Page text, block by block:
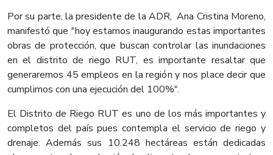
Por su parte, la presidente de la ADR, Ana Cristina Moreno,
manifestó que "hoy estamos inaugurando estas importantes
obras de protección, que buscan controlar las inundaciones
en el distrito de riego RUT, es importante resaltar que
generaremos 45 empleos en la región y nos place decir que
cumplimos con una ejecución del 100%".
El Distrito de Riego RUT es uno de los más importantes y
completos del país pues contempla el servicio de riego y
drenaje. Además sus 10.248 hectáreas están dedicadas